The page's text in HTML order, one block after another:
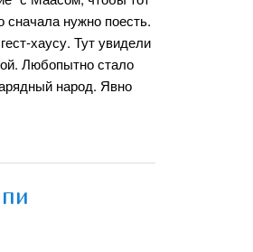
сначала нужно поесть.
хаусу. Тут увидели
Любопытно стало
народ. Явно